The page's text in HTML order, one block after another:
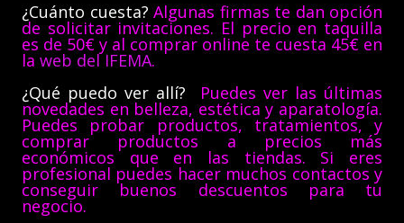
¿Cuánto cuesta? Algunas firmas te dan opción
de solicitar invitaciones. El precio en taquilla
es de 50€ y al comprar online te cuesta 45€ en
la web del IFEMA.
¿Qué puedo ver allí? Puedes ver las últimas
novedades en belleza, estética y aparatología.
Puedes probar productos, tratamientos, y
comprar productos a precios más
económicos que en las tiendas. Si eres
profesional puedes hacer muchos contactos y
conseguir buenos descuentos para tu
negocio.